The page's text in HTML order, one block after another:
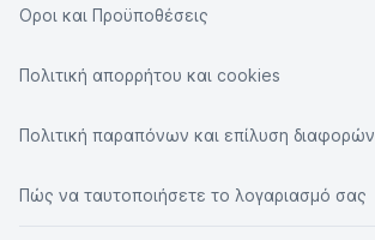
Οροι και Προϋποθέσεις
Πολιτική απορρήτου και cookies
Πολιτική παραπόνων και επίλυση διαφορών
Πώς να ταυτοποιήσετε το λογαριασμό σας